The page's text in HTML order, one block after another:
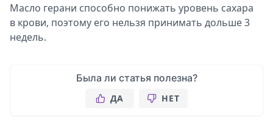
Масло герани способно понижать уровень сахара
в крови, поэтому его нельзя принимать дольше 3
недель.
Была ли статья полезна?
ДА НЕТ